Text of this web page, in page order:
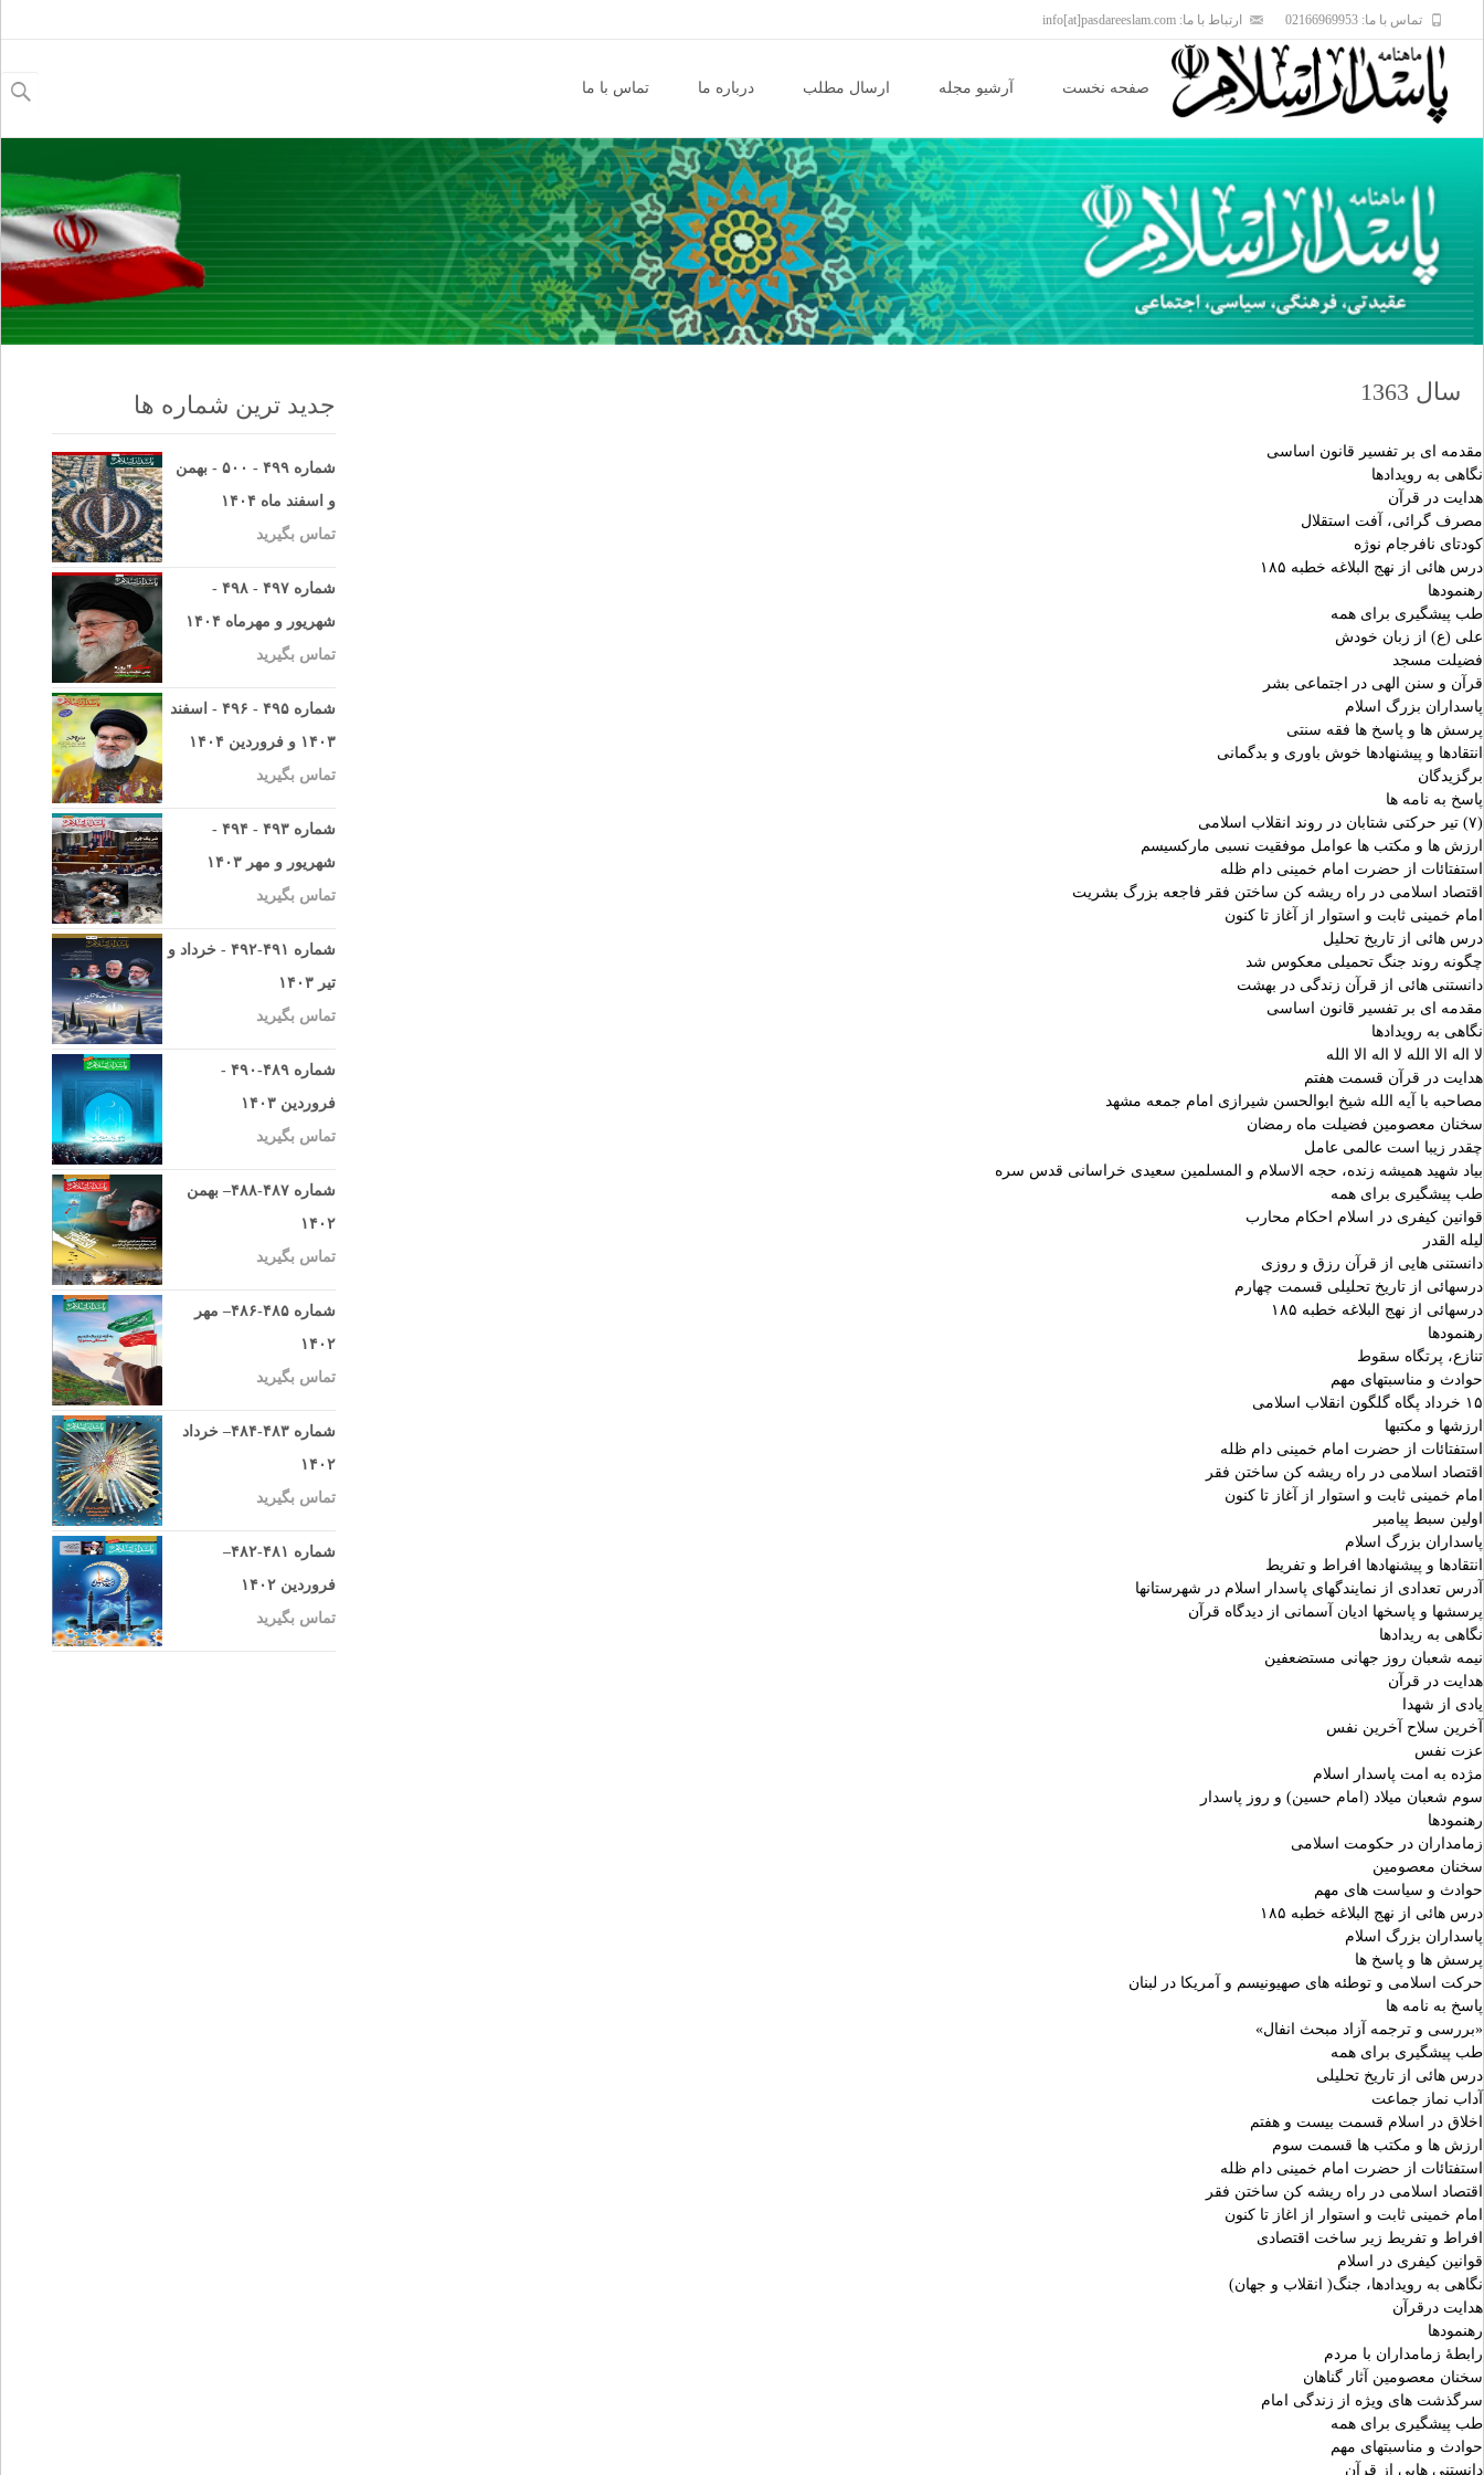
تماس با ما: 02166969953 ارتباط با ما: info[at]pasdareeslam.com
content
صفحه نخست آرشیو مجله ارسال مطلب درباره ما تماس با ما
برای:
سال 1363
مقدمه ای بر تفسیر قانون اساسی
نگاهی به رویدادها
هدایت در قرآن
مصرف گرائی، آفت استقلال
کودتای نافرجام نوژه
درس هائی از نهج البلاغه خطبه ۱۸۵
رهنمودها
طب پیشگیری برای همه
علی (ع) از زبان خودش
فضیلت مسجد
قرآن و سنن الهی در اجتماعی بشر
پاسداران بزرگ اسلام
پرسش ها و پاسخ ها فقه سنتی
انتقادها و پیشنهادها خوش باوری و بدگمانی
برگزیدگان
پاسخ به نامه ها
(۷) تیر حرکتی شتابان در روند انقلاب اسلامی
ارزش ها و مکتب ها عوامل موفقیت نسبی مارکسیسم
استفتائات از حضرت امام خمینی دام ظله
اقتصاد اسلامی در راه ریشه کن ساختن فقر فاجعه بزرگ بشریت
امام خمینی ثابت و استوار از آغاز تا کنون
درس هائی از تاریخ تحلیل
چگونه روند جنگ تحمیلی معکوس شد
دانستنی هائی از قرآن زندگی در بهشت
مقدمه ای بر تفسیر قانون اساسی
نگاهی به رویدادها
لا اله الا الله لا اله الا الله
هدایت در قرآن قسمت هفتم
مصاحبه با آیه الله شیخ ابوالحسن شیرازی امام جمعه مشهد
سخنان معصومین فضیلت ماه رمضان
چقدر زیبا است عالمی عامل
بیاد شهید همیشه زنده، حجه الاسلام و المسلمین سعیدی خراسانی قدس سره
طب پیشگیری برای همه
قوانین کیفری در اسلام احکام محارب
لیله القدر
دانستنی هایی از قرآن رزق و روزی
درسهائی از تاریخ تحلیلی قسمت چهارم
درسهائی از نهج البلاغه خطبه ۱۸۵
رهنمودها
تنازع، پرتگاه سقوط
حوادث و مناسبتهای مهم
۱۵ خرداد پگاه گلگون انقلاب اسلامی
ارزشها و مکتبها
استفتائات از حضرت امام خمینی دام ظله
اقتصاد اسلامی در راه ریشه کن ساختن فقر
امام خمینی ثابت و استوار از آغاز تا کنون
اولین سبط پیامبر
پاسداران بزرگ اسلام
انتقادها و پیشنهادها افراط و تفریط
آدرس تعدادی از نمایندگهای پاسدار اسلام در شهرستانها
پرسشها و پاسخها ادیان آسمانی از دیدگاه قرآن
نگاهی به ریدادها
نیمه شعبان روز جهانی مستضعفین
هدایت در قرآن
یادی از شهدا
آخرین سلاح آخرین نفس
عزت نفس
مژده به امت پاسدار اسلام
سوم شعبان میلاد (امام حسین) و روز پاسدار
رهنمودها
زمامداران در حکومت اسلامی
سخنان معصومین
حوادث و سیاست های مهم
درس هائی از نهج البلاغه خطبه ۱۸۵
پاسداران بزرگ اسلام
پرسش ها و پاسخ ها
حرکت اسلامی و توطئه های صهیونیسم و آمریکا در لبنان
پاسخ به نامه ها
«بررسی و ترجمه آزاد مبحث انفال»
طب پیشگیری برای همه
درس هائی از تاریخ تحلیلی
آداب نماز جماعت
اخلاق در اسلام قسمت بیست و هفتم
ارزش ها و مکتب ها قسمت سوم
استفتائات از حضرت امام خمینی دام ظله
اقتصاد اسلامی در راه ریشه کن ساختن فقر
امام خمینی ثابت و استوار از اغاز تا کنون
افراط و تفریط زیر ساخت اقتصادی
قوانین کیفری در اسلام
نگاهی به رویدادها، جنگ( انقلاب و جهان)
هدایت درقرآن
رهنمودها
رابطۀ زمامداران با مردم
سخنان معصومین آثار گناهان
سرگذشت های ویژه از زندگی امام
طب پیشگیری برای همه
حوادث و مناسبتهای مهم
دانستنی هایی از قرآن
جدید ترین شماره ها
شماره ۴۹۹ - ۵۰۰ - بهمن
و اسفند ماه ۱۴۰۴
تماس بگیرید
شماره ۴۹۷ - ۴۹۸ -
شهریور و مهرماه ۱۴۰۴
تماس بگیرید
شماره ۴۹۵ - ۴۹۶ - اسفند
۱۴۰۳ و فروردین ۱۴۰۴
تماس بگیرید
شماره ۴۹۳ - ۴۹۴ -
شهریور و مهر ۱۴۰۳
تماس بگیرید
شماره ۴۹۱-۴۹۲ - خرداد و
تیر ۱۴۰۳
تماس بگیرید
شماره ۴۸۹-۴۹۰ -
فروردین ۱۴۰۳
تماس بگیرید
شماره ۴۸۷-۴۸۸– بهمن
۱۴۰۲
تماس بگیرید
شماره ۴۸۵-۴۸۶– مهر
۱۴۰۲
تماس بگیرید
شماره ۴۸۳-۴۸۴– خرداد
۱۴۰۲
تماس بگیرید
شماره ۴۸۱-۴۸۲–
فروردین ۱۴۰۲
تماس بگیرید